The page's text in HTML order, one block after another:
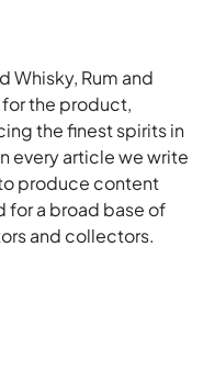
Whisky, Rum and
for the product,
the finest spirits in
every article we write
produce content
for a broad base of
and collectors.